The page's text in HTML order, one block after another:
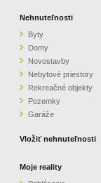
GARÁŽE
O NÁS
CENNÍK REALITNEJ INZERCIE
ZVÝRAZNENIE REALITNÝCH
Nehnuteľnosti
Byty
Domy
Novostavby
Nebytové priestory
Rekreačné objekty
Pozemky
Garáže
Vložiť nehnuteľnosti
Moje reality